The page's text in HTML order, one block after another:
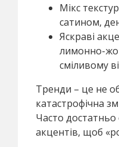
Мікс
сатином,
Яскраві
лимонно-
сміливому
Тренди – це не
катастрофічна
Часто
акцентів, щоб